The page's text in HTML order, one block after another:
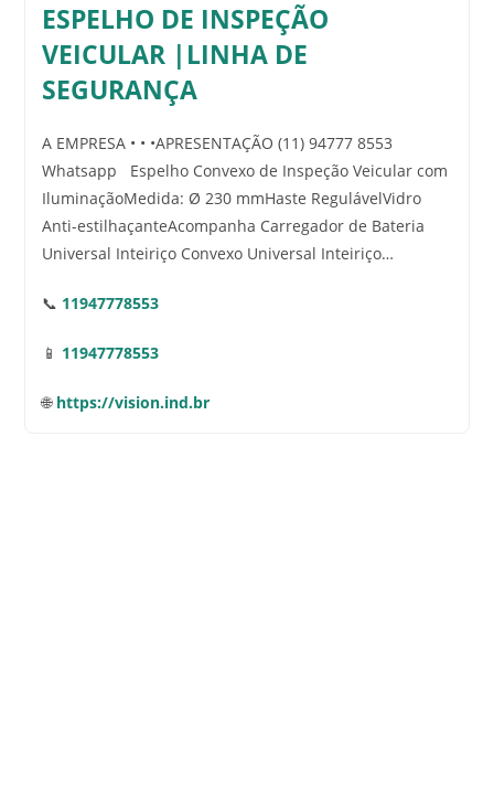
ESPELHO DE INSPEÇÃO
VEICULAR |LINHA DE
SEGURANÇA
A EMPRESA • • •APRESENTAÇÃO (11) 94777 8553
Whatsapp Espelho Convexo de Inspeção Veicular com
IluminaçãoMedida: Ø 230 mmHaste RegulávelVidro
Anti-estilhaçanteAcompanha Carregador de Bateria
Universal Inteiriço Convexo Universal Inteiriço…
📞 11947778553
📱 11947778553
🌐 https://vision.ind.br